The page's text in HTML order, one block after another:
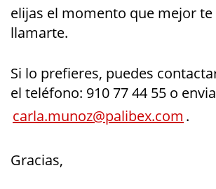
elijas el momento que mejor te
llamarte.
Si lo prefieres, puedes
el teléfono: 910 77 44 55 o
carla.munoz@palibex.com .
Gracias,